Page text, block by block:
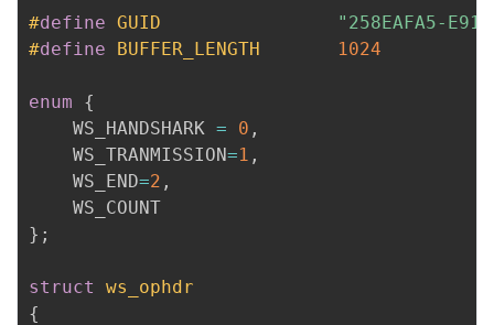
#define GUID
"258EAFA5-
#define BUFFER_LENGTH 1024
enum
{
	WS_HANDSHARK
= 0 ,
	WS_TRANMISSION
=1 ,
	WS_END
=2 ,
} ;
struct
ws_ophdr
{